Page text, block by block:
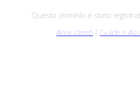
Questo dominio è stato
Area clienti Guide e